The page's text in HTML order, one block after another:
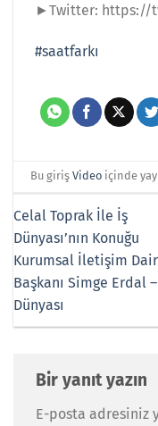
►Twitter: https://
#saatfarkı
Bu girişVideo içinde
Celal Toprak İle İş
Dünyası’nın Konuğu
Kurumsal İletişim
Başkanı Simge Erdal
Dünyası
Bir yanıt yazın
E-posta adresiniz